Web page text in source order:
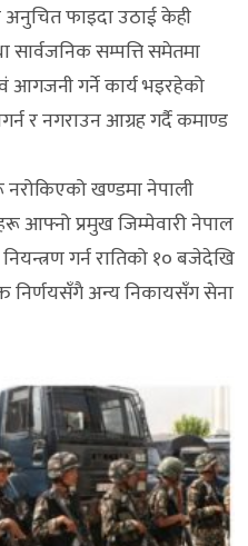
फाइदा उठाई केही
सम्पत्ति समेतमा
आगजनी गर्ने कार्य भइरहेको
र नगराउन आग्रह गर्दै कमाण्ड
खण्डमा नेपाली
आफ्नो प्रमुख जिम्मेवारी नेपाल
गर्न रातिको १० बजेदेखि
निर्णयसँगै अन्य निकायसँग सेना